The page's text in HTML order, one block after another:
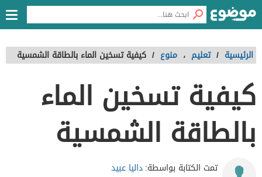
الرئيسية / تعليم ، منوع / كيفية تسخين الماء بالطاقة الشمسية
كيفية تسخين الماء
بالطاقة الشمسية
تمت الكتابة بواسطة:داليا عبيد